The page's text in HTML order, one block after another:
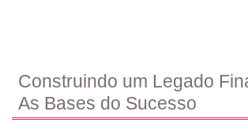
Construindo um Legado
As Bases do Sucesso